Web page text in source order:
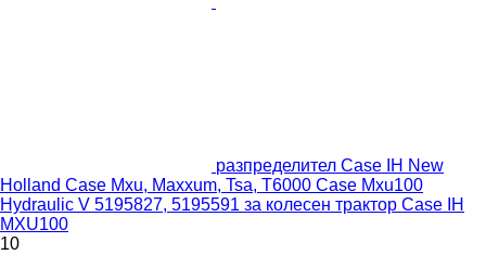
разпределител Case IH New
Holland Case Mxu, Maxxum, Tsa, T6000 Case Mxu100
Hydraulic V 5195827, 5195591 за колесен трактор Case IH
MXU100
10